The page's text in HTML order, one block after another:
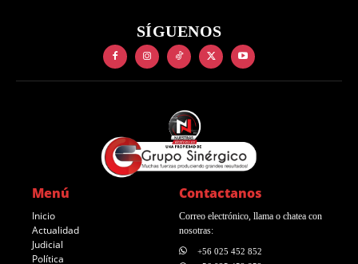
SÍGUENOS
Menú
Inicio
Actualidad
Judicial
Política
Contactanos
Correo electrónico, llama o chatea con
nosotras:
+56 025 452 852